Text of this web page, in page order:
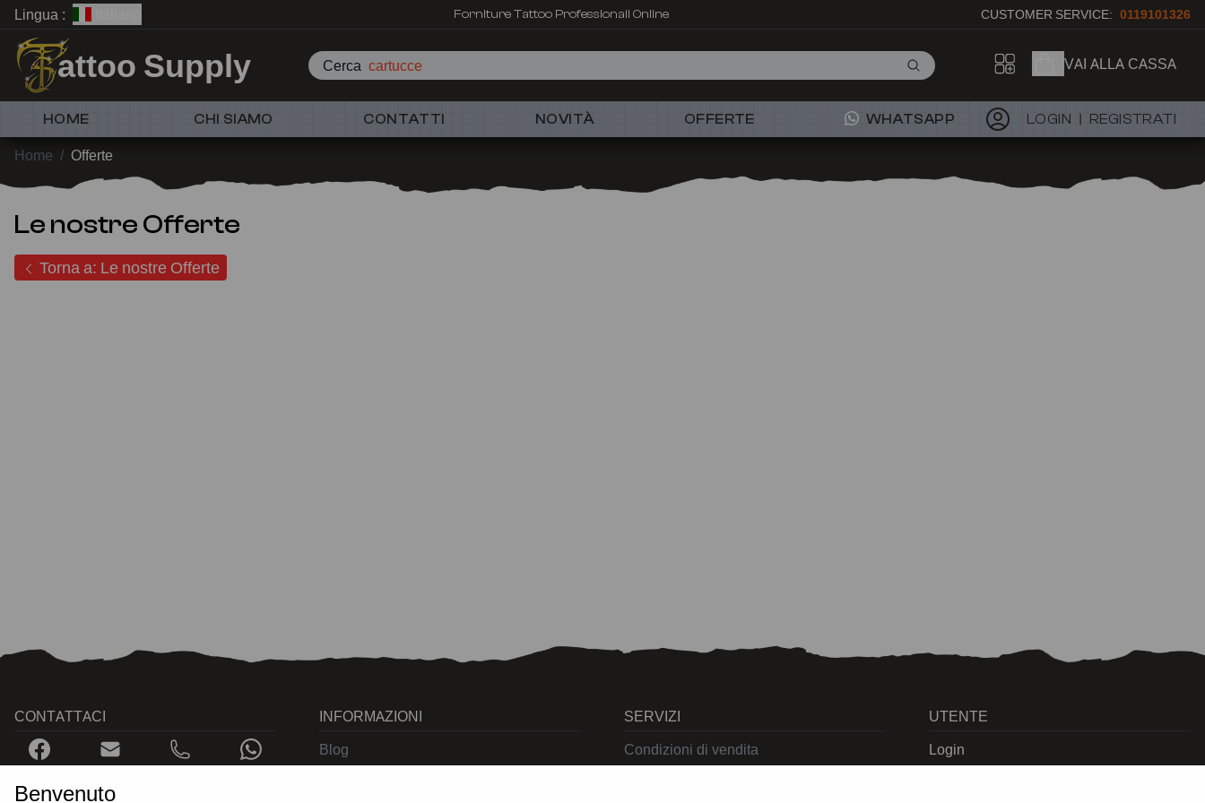
Lingua : Forniture Tattoo Professionali Online CUSTOMER SERVICE: 0119101326
attoo Supply Cerca cartucce VAI ALLA CASSA
HOME CHI SIAMO CONTATTI NOVITÀ OFFERTE WHATSAPP LOGIN REGISTRATI
Home / Offerte
Le nostre Offerte
Torna a: Le nostre Offerte
CONTATTACI
INFORMAZIONI
Blog
Certificati
SERVIZI
Condizioni di vendita
Cookies
UTENTE
Login
Registrati
Benvenuto